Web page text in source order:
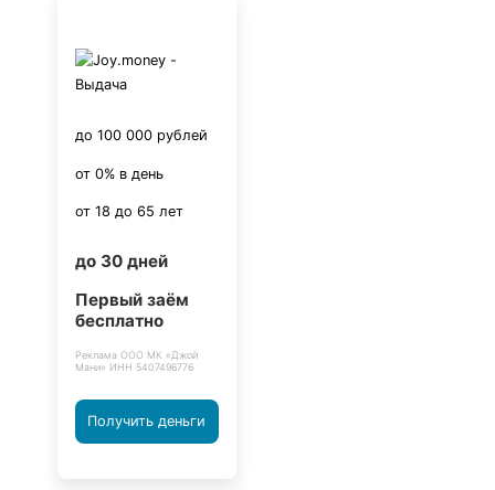
до 100 000 рублей
от 0% в день
от 18 до 65 лет
до 30 дней
Первый заём
бесплатно
Реклама ООО МК «Джой
Мани» ИНН 5407496776
Получить деньги